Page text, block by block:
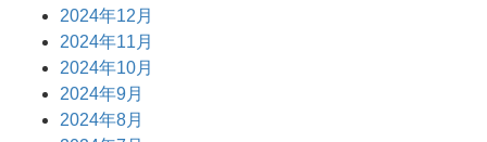
2024年12月
2024年11月
2024年10月
2024年9月
2024年8月